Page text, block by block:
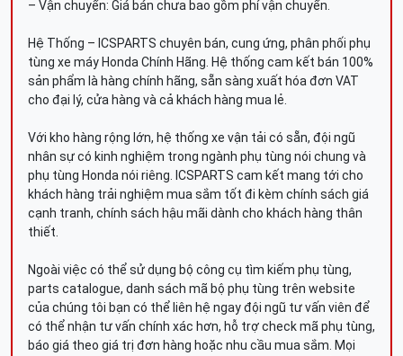
– Vận chuyển: Giá bán chưa bao gồm phí vận chuyển.
Hệ Thống – ICSPARTS chuyên bán, cung ứng, phân phối phụ
tùng xe máy Honda Chính Hãng. Hệ thống cam kết bán 100%
sản phẩm là hàng chính hãng, sẵn sàng xuất hóa đơn VAT
cho đại lý, cửa hàng và cả khách hàng mua lẻ.
Với kho hàng rộng lớn, hệ thống xe vận tải có sẵn, đội ngũ
nhân sự có kinh nghiệm trong ngành phụ tùng nói chung và
phụ tùng Honda nói riêng. ICSPARTS cam kết mang tới cho
khách hàng trải nghiệm mua sắm tốt đi kèm chính sách giá
cạnh tranh, chính sách hậu mãi dành cho khách hàng thân
thiết.
Ngoài việc có thể sử dụng bộ công cụ tìm kiếm phụ tùng,
parts catalogue, danh sách mã bộ phụ tùng trên website
của chúng tôi bạn có thể liên hệ ngay đội ngũ tư vấn viên để
có thể nhận tư vấn chính xác hơn, hỗ trợ check mã phụ tùng,
báo giá theo giá trị đơn hàng hoặc nhu cầu mua sắm. Mọi